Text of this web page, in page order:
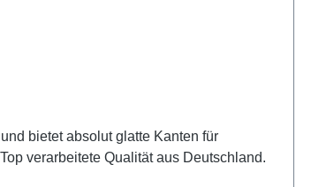
verarbeitete Qualität aus Deutschland.